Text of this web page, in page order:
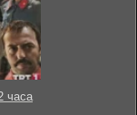
часа